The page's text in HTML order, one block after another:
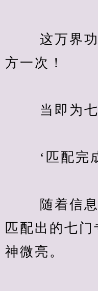
这万界功
方一次！
当即为七
‘匹配完
随着信息
匹配出的七
神微亮。